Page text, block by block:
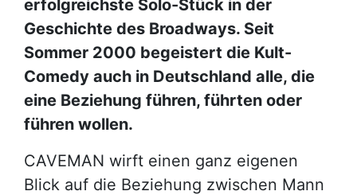
erfolgreichste Solo-Stück in der
Geschichte des Broadways. Seit
Sommer 2000 begeistert die Kult-
Comedy auch in Deutschland alle, die
eine Beziehung führen, führten oder
führen wollen.
CAVEMAN wirft einen ganz eigenen
Blick auf die Beziehung zwischen Mann